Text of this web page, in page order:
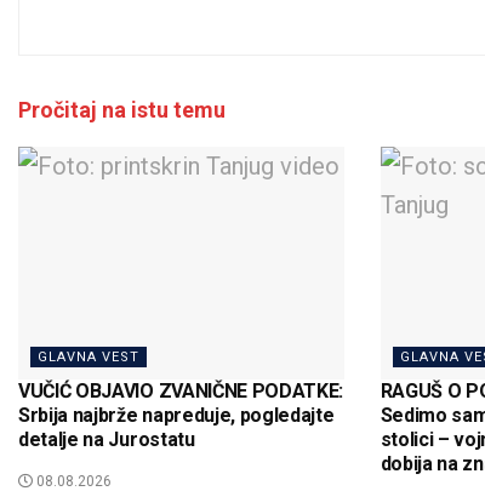
Pročitaj na istu temu
GLAVNA VEST
VUČIĆ OBJAVIO ZVANIČNE PODATKE:
Srbija najbrže napreduje, pogledajte
detalje na Jurostatu
08.08.2026
GLAVNA
RAGUŠ O
Sedimo
stolici –
dobija na